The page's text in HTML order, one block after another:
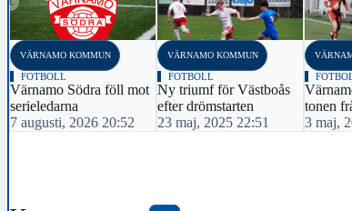
VÄRNAMO KOMMUN
FOTBOLL
Värnamo Södra föll mot
serieledarna
7 augusti, 2026 20:52
VÄRNAMO KOMMUN
FOTBOLL
Ny triumf för Västboås
efter drömstarten
23 maj, 2025 22:51
tonen
3 maj,